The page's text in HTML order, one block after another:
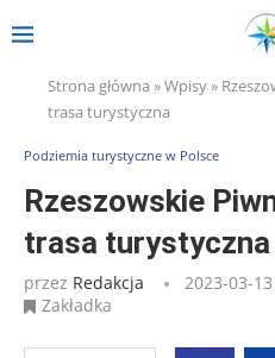
Strona główna »Wpisy»
trasa turystyczna
Podziemia turystyczne w Polsce
Rzeszowskie
trasa turystyczna
przez Redakcja 2023-03-13
Zakładka